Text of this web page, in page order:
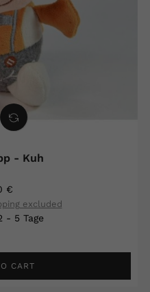
- Kuh
€
excluded
- 5 Tage
CART